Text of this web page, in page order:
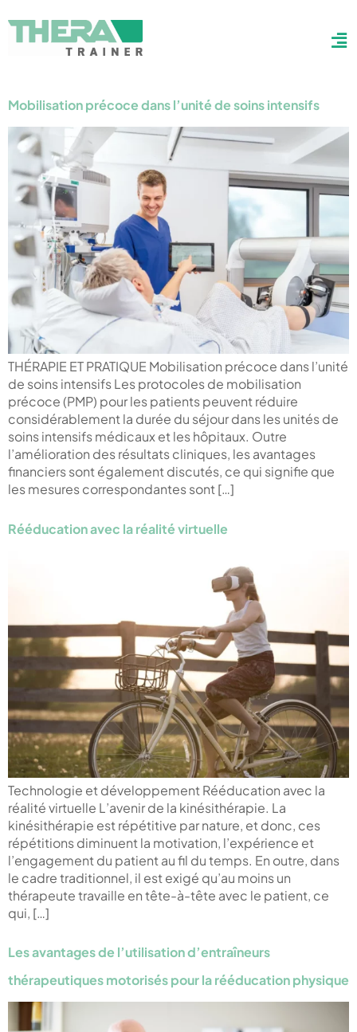
Mobilisation précoce dans l’unité de soins intensifs
THÉRAPIE ET PRATIQUE Mobilisation précoce dans l’unité
de soins intensifs Les protocoles de mobilisation
précoce (PMP) pour les patients peuvent réduire
considérablement la durée du séjour dans les unités de
soins intensifs médicaux et les hôpitaux. Outre
l’amélioration des résultats cliniques, les avantages
financiers sont également discutés, ce qui signifie que
les mesures correspondantes sont […]
Rééducation avec la réalité virtuelle
Technologie et développement Rééducation avec la
réalité virtuelle L’avenir de la kinésithérapie. La
kinésithérapie est répétitive par nature, et donc, ces
répétitions diminuent la motivation, l’expérience et
l’engagement du patient au fil du temps. En outre, dans
le cadre traditionnel, il est exigé qu’au moins un
thérapeute travaille en tête-à-tête avec le patient, ce
qui, […]
Les avantages de l’utilisation d’entraîneurs
thérapeutiques motorisés pour la rééducation physique